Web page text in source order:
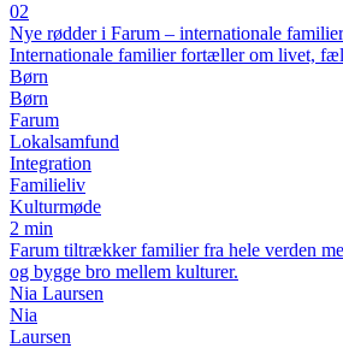
02
Nye rødder i Farum – internationale
Internationale familier fortæller om livet,
Børn
Børn
Farum
Lokalsamfund
Integration
Familieliv
Kulturmøde
2 min
Farum tiltrækker familier fra hele verden
og bygge bro mellem kulturer.
Nia Laursen
Nia
Laursen